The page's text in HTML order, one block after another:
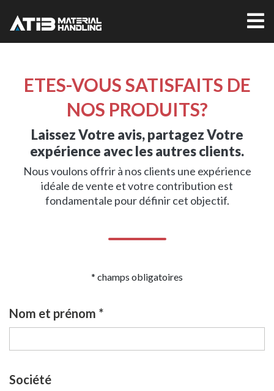
ETES-VOUS SATISFAITS DE
NOS PRODUITS?
Laissez Votre avis, partagez Votre
expérience avec les autres clients.
Nous voulons offrir à nos clients une expérience
idéale de vente et votre contribution est
fondamentale pour définir cet objectif.
* champs obligatoires
Nom et prénom *
Société